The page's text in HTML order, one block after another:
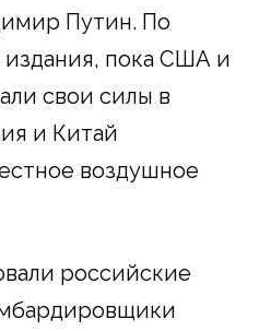
Путин. По
издания, пока США и
свои силы в
и Китай
воздушное
российские